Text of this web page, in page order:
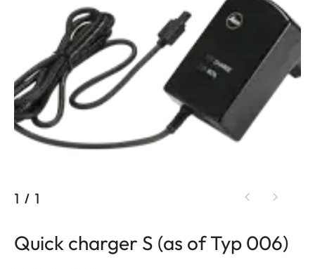
1 / 1
Quick charger S (as of Typ 006)